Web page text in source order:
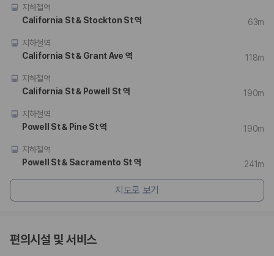
지하철역
California St & Stockton St 역
63m
지하철역
California St & Grant Ave 역
118m
지하철역
California St & Powell St 역
190m
지하철역
Powell St & Pine St 역
190m
지하철역
Powell St & Sacramento St 역
241m
지도로 보기
편의시설 및 서비스